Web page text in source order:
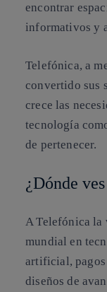
encontrar
informativos y
Telefónica, a
convertido sus
crece las
tecnología
de pertenecer.
¿Dónde
A Telefónica la
mundial en
artificial,
diseños de